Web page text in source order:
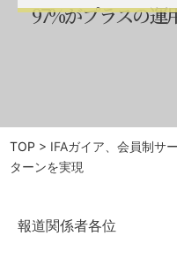
97%がプラスの運
TOP > IFAガイア、会員制サ
ターンを実現
報道関係者各位